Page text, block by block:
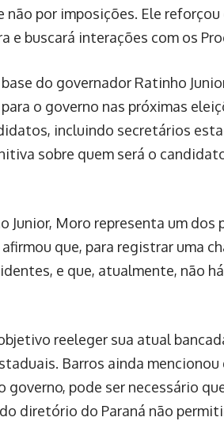
por imposições. Ele
e buscará interações com os
do governador Ratinho
o governo nas próximas
incluindo secretários
sobre quem será o
Junior, Moro representa um dos
que, para registrar uma
e que, atualmente, não
reeleger sua atual
Barros ainda mencionou
governo, pode ser necessário
diretório do Paraná não